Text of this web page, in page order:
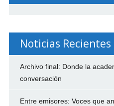
Noticias Recientes
Archivo final: Donde la
conversación
Entre emisores: Voces que